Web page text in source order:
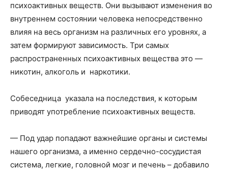
психоактивных веществ. Они вызывают изменения во
внутреннем состоянии человека непосредственно
влияя на весь организм на различных его уровнях, а
затем формируют зависимость. Три самых
распространенных психоактивных вещества это —
никотин, алкоголь и наркотики.
Собеседница указала на последствия, к которым
приводят употребление психоактивных веществ.
— Под удар попадают важнейшие органы и системы
нашего организма, а именно сердечно-сосудистая
система, легкие, головной мозг и печень – добавило